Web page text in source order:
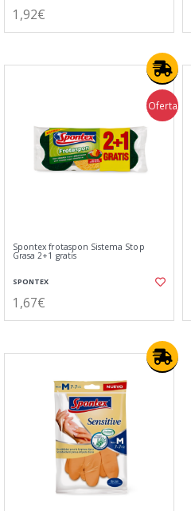
1,92€
Oferta
Spontex frotaspon Sistema Stop
Grasa 2+1 gratis
SPONTEX
1,67€